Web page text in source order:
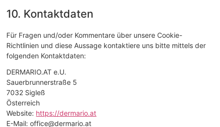
10. Kontaktdaten
Für Fragen und/oder Kommentare über unsere Cookie-
Richtlinien und diese Aussage kontaktiere uns bitte mittels der
folgenden Kontaktdaten:
DERMARIO.AT e.U.
Sauerbrunnerstraße 5
7032 Sigleß
Österreich
Website: https://dermario.at
E-Mail:office@dermario.at